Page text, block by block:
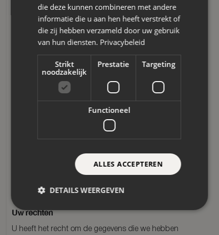
worden opgeslagen op locaties die zowel fysiek als
technisch beveiligd zijn. Alleen een selecte groep
medewerkers hebben toegang tot de gegevens. De
tot uw persoonsgegevens, zijn gehouden aan een
geheimhoudingsbeding.
gegevens zijn verzameld en houden ons ter zake aan de
Uw rechten
U heeft het recht om de gegevens die we hebben
die deze kunnen combineren met andere
informatie die u aan hen heeft verstrekt of
die zij hebben verzameld door uw gebruik
van hun diensten. Privacybeleid
Strikt
noodzakelijk
Prestatie Targeting
Functioneel
ALLES ACCEPTEREN
DETAILS WEERGEVEN